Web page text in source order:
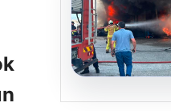
06.08.2026